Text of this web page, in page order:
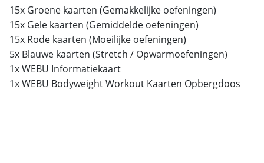
15x Groene kaarten (Gemakkelijke oefeningen)
15x Gele kaarten (Gemiddelde oefeningen)
15x Rode kaarten (Moeilijke oefeningen)
5x Blauwe kaarten (Stretch / Opwarmoefeningen)
1x WEBU Informatiekaart
1x WEBU Bodyweight Workout Kaarten Opbergdoos